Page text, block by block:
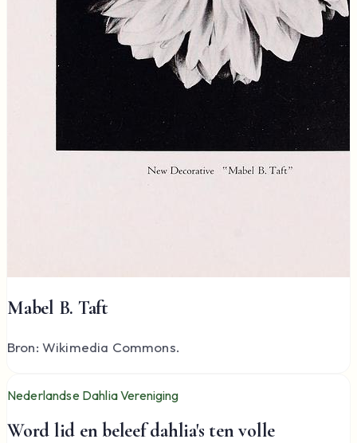
Mabel B. Taft
Bron: Wikimedia Commons.
Nederlandse Dahlia Vereniging
Word lid en beleef dahlia's ten volle